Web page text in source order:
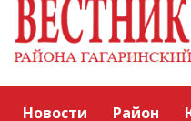
Новости Район